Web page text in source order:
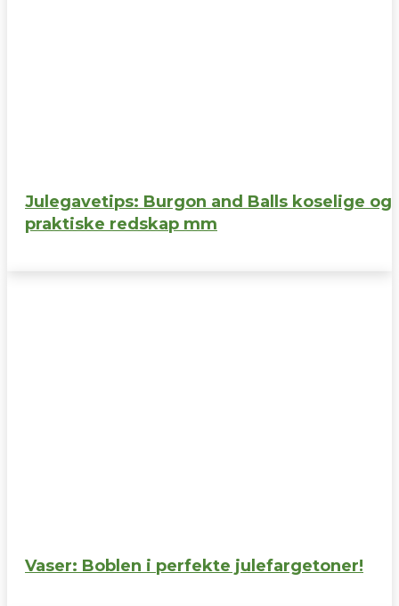
Julegavetips: Burgon and Balls koselige og
praktiske redskap mm
Vaser: Boblen i perfekte julefargetoner!